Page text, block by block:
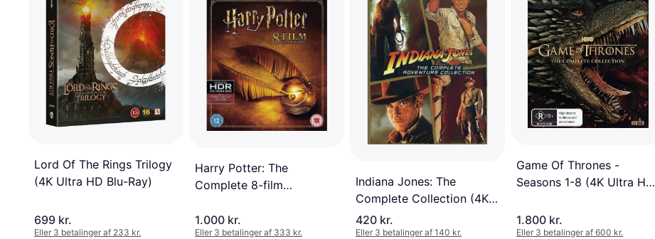
Lord Of The Rings Trilogy
(4K Ultra HD Blu-Ray)
699 kr.
Eller 3 betalinger af 233 kr.
Harry Potter: The
Complete 8-film
Blu-ray)
1.000 kr.
Eller 3 betalinger af 333 kr.
Indiana Jones: The
Complete Collection (4K
Blu-ray)
420 kr.
Eller 3 betalinger af 140 kr.
Game Of Thrones -
Seasons 1-8 (4K Ultra HD
1.800 kr.
Eller 3 betalinger af 600 kr.